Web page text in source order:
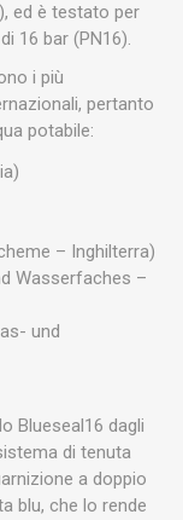
ed è testato per
16 bar (PN16).
i più
pertanto
potabile:
– Inghilterra)
Wasserfaches –
und
Blueseal16 dagli
di tenuta
a doppio
blu, che lo rende